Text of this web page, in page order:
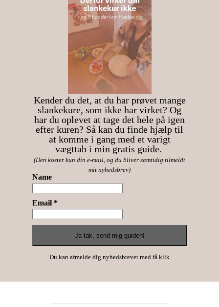
Kender du det, at du har prøvet mange
slankekure, som ikke har virket? Og
har du oplevet at tage det hele på igen
efter kuren? Så kan du finde hjælp til
at komme i gang med et varigt
vægttab i min gratis guide.
(Den koster kun din e-mail, og du bliver samtidig tilmeldt
mit nyhedsbrev)
Name
Email *
Du kan afmelde dig nyhedsbrevet med få klik